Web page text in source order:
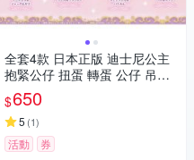
全套4款 日本正版 迪士尼公主
抱緊公仔 扭蛋 轉蛋 公仔 吊飾
灰姑娘 小美人魚 樂佩公主 貝兒
公主 BANDAI 萬代 916588
$650
5 (1)
活動 券